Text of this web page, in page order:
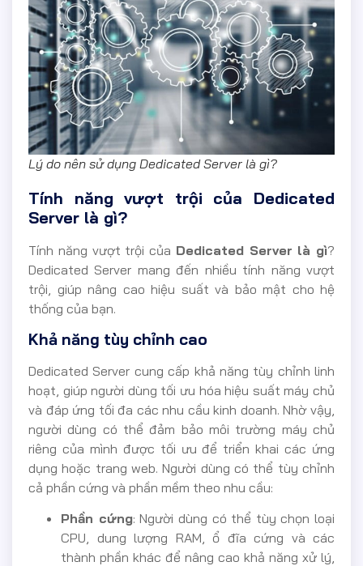
Lý do nên sử dụng Dedicated Server là gì?
Tính năng vượt trội của Dedicated
Server là gì?
Tính năng vượt trội của Dedicated Server là gì?
Dedicated Server mang đến nhiều tính năng vượt
trội, giúp nâng cao hiệu suất và bảo mật cho hệ
thống của bạn.
Khả năng tùy chỉnh cao
Dedicated Server cung cấp khả năng tùy chỉnh linh
hoạt, giúp người dùng tối ưu hóa hiệu suất máy chủ
và đáp ứng tối đa các nhu cầu kinh doanh. Nhờ vậy,
người dùng có thể đảm bảo môi trường máy chủ
riêng của mình được tối ưu để triển khai các ứng
dụng hoặc trang web. Người dùng có thể tùy chỉnh
cả phần cứng và phần mềm theo nhu cầu:
Phần cứng: Người dùng có thể tùy chọn loại
CPU, dung lượng RAM, ổ đĩa cứng và các
thành phần khác để nâng cao khả năng xử lý,